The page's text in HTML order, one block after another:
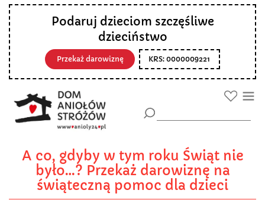
Podaruj dzieciom szczęśliwe
dzieciństwo
Przekaż darowiznę KRS: 0000009221
A co, gdyby w tym roku Świąt nie
było…? Przekaż darowiznę na
świąteczną pomoc dla dzieci